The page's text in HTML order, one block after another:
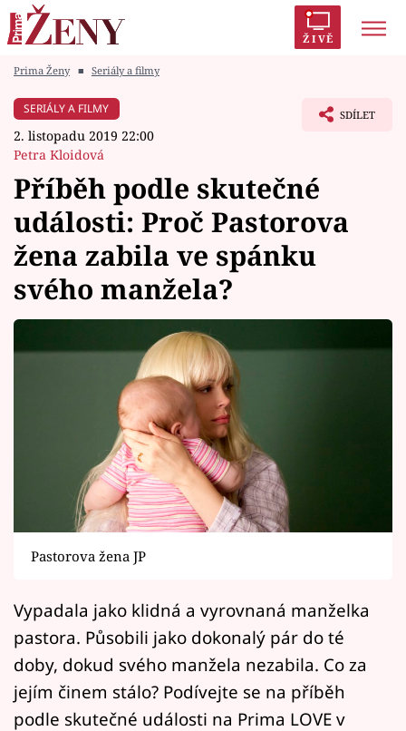
ŽIVĚ
Módní alarm
Témata
Celebrity
Vztahy
Horoskopy
Sledujte prima+
Filmový festival Karlovy Vary
Přihlášení
Sledujte nás
Prima Ženy ■ Seriály a filmy
SERIÁLY A FILMY
2. listopadu 2019 22:00
Petra Kloidová
SDÍLET
Příběh podle skutečné
události: Proč Pastorova
žena zabila ve spánku
svého manžela?
Pastorova žena JP
Vypadala jako klidná a vyrovnaná manželka
pastora. Působili jako dokonalý pár do té
doby, dokud svého manžela nezabila. Co za
jejím činem stálo? Podívejte se na příběh
podle skutečné události na Prima LOVE v